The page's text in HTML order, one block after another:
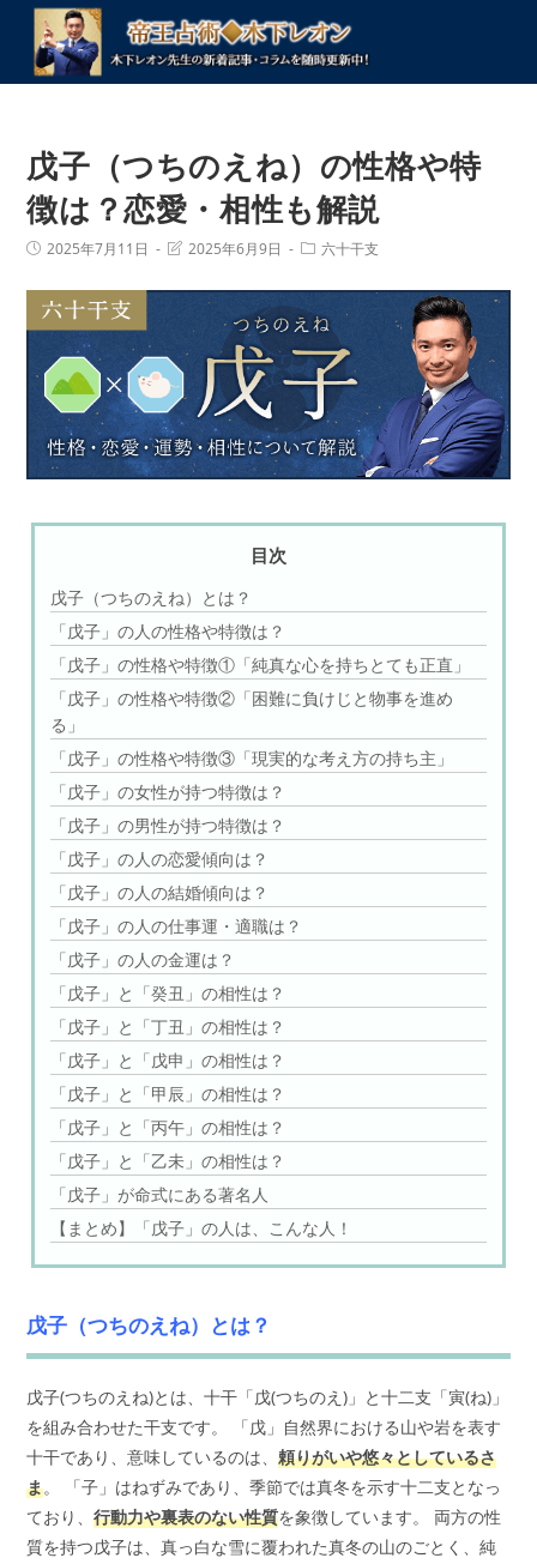
戊子（つちのえね）の性格や特
徴は？恋愛・相性も解説
投
日:
2025年7月11日
投
更
日:
2025年6月9日
投
ゴ
リ
ー:
六十干支
目次
戊子（つちのえね）とは？
「戊子」の人の性格や特徴は？
「戊子」の性格や特徴①「純真な心を持ちとても正直」
「戊子」の性格や特徴②「困難に負けじと物事を進め
る」
「戊子」の性格や特徴③「現実的な考え方の持ち主」
「戊子」の女性が持つ特徴は？
「戊子」の男性が持つ特徴は？
「戊子」の人の恋愛傾向は？
「戊子」の人の結婚傾向は？
「戊子」の人の仕事運・適職は？
「戊子」の人の金運は？
「戊子」と「癸丑」の相性は？
「戊子」と「丁丑」の相性は？
「戊子」と「戊申」の相性は？
「戊子」と「甲辰」の相性は？
「戊子」と「丙午」の相性は？
「戊子」と「乙未」の相性は？
「戊子」が命式にある著名人
【まとめ】「戊子」の人は、こんな人！
戊子（つちのえね）とは？
戊子(つちのえね)とは、十干「戊(つちのえ)」と十二支「寅(ね)」
を組み合わせた干支です。 「戊」自然界における山や岩を表す
十干であり、意味しているのは、頼りがいや悠々としているさ
ま。 「子」はねずみであり、季節では真冬を示す十二支となっ
ており、行動力や裏表のない性質を象徴しています。 両方の性
質を持つ戊子は、真っ白な雪に覆われた真冬の山のごとく、純